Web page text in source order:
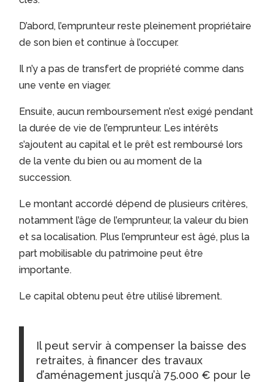
D’abord, l’emprunteur reste pleinement propriétaire
de son bien et continue à l’occuper.
Il n’y a pas de transfert de propriété comme dans
une vente en viager.
Ensuite, aucun remboursement n’est exigé pendant
la durée de vie de l’emprunteur. Les intérêts
s’ajoutent au capital et le prêt est remboursé lors
de la vente du bien ou au moment de la
succession.
Le montant accordé dépend de plusieurs critères,
notamment l’âge de l’emprunteur, la valeur du bien
et sa localisation. Plus l’emprunteur est âgé, plus la
part mobilisable du patrimoine peut être
importante.
Le capital obtenu peut être utilisé librement.
Il peut servir à compenser la baisse des
retraites, à financer des travaux
d’aménagement jusqu’à 75.000 € pour le